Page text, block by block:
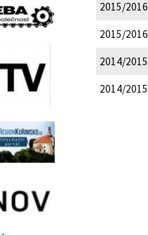
2015/2016
2015/2016
2014/2015
2014/2015